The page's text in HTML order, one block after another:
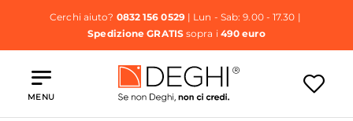
Cerchi aiuto? 0832 156 0529| Lun - Sab: 9.00 - 17.30 |
Spedizione GRATISsopra i 490 euro
MENU